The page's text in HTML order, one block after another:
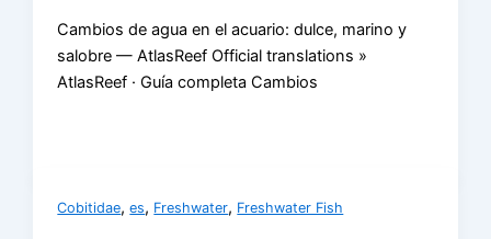
Cambios de agua en el acuario: dulce, marino y
salobre — AtlasReef Official translations »
AtlasReef · Guía completa Cambios
Cobitidae,es, Freshwater, Freshwater Fish